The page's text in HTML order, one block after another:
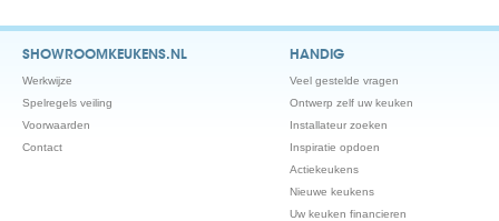
SHOWROOMKEUKENS.NL
Werkwijze
Spelregels veiling
Voorwaarden
Contact
HANDIG
Veel gestelde vragen
Ontwerp zelf uw keuken
Installateur zoeken
Inspiratie opdoen
Actiekeukens
Nieuwe keukens
Uw keuken financieren